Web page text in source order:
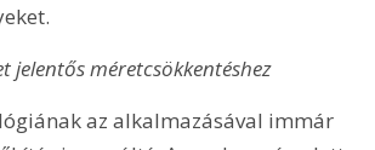
jelentős méretcsökkentéshez
az alkalmazásával immár